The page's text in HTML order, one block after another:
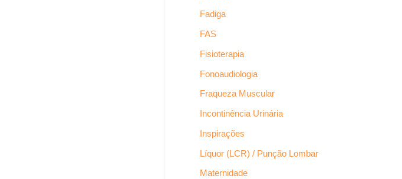
Fadiga
FAS
Fisioterapia
Fonoaudiologia
Fraqueza Muscular
Incontinência Urinária
Inspirações
Líquor (LCR) / Punção Lombar
Maternidade